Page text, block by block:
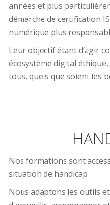
années et plus
démarche de certification
numérique plus
Leur objectif étant d’agir
écosystème digital
tous, quels que soient les
Nos formations sont
situation de handicap.
Nous adaptons les outils